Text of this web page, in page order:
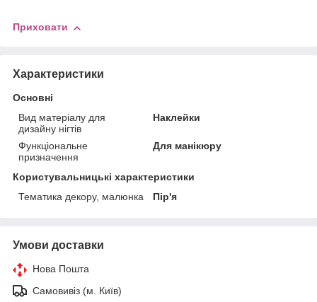
Приховати
Характеристики
Основні
Вид матеріалу для
дизайну нігтів
Наклейки
Функціональне
призначення
Для манікюру
Користувальницькі характеристики
Тематика декору, малюнка
Пір'я
Умови доставки
Нова Пошта
Самовивіз (м. Київ)